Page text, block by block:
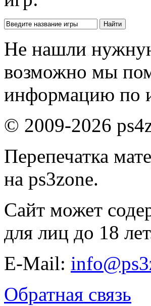
Не нашли
возможно мы
информацию по
© 2009-2026
Перепечатка
на ps3zone.
Сайт может
для лиц до 18
E-Mail:
Обратная связь